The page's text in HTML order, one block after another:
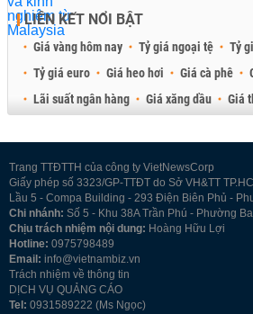
LIÊN KẾT NỔI BẬT
Giá vàng hôm nay Tỷ giá ngoại tệ Tỷ
Tỷ giá euro
Giá heo hơi Giá cà phê
Lãi suất ngân hàng
Giá xăng dầu
Giá
Trang TTĐTTH của công ty VietNewsCorp
Giấy phép số 3323/GP-TTĐT do Sở VH&TT
Lầu 5 - Compa Building - 293 Điện Biên Phủ -
Chi nhánh: Số 5 - Khu 38A Trần Phú - Phường
Chịu trách nhiệm nội dung: Hoàng Hữu Lợi
Hotline: 0975798489
Email: info@vietnambiz.vn
Trách nhiệm về thông tin
DỊCH VỤ QUẢNG CÁO
Tel: 0931589222 (Ms Ngọc)